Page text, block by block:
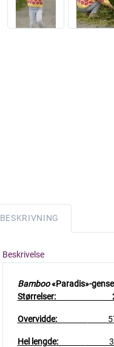
BESKRIVNING
Beskrivelse
Bamboo«Paradis»-
Størrelser: 2 -
Overvidde: 57
Hel lengde: 33 -